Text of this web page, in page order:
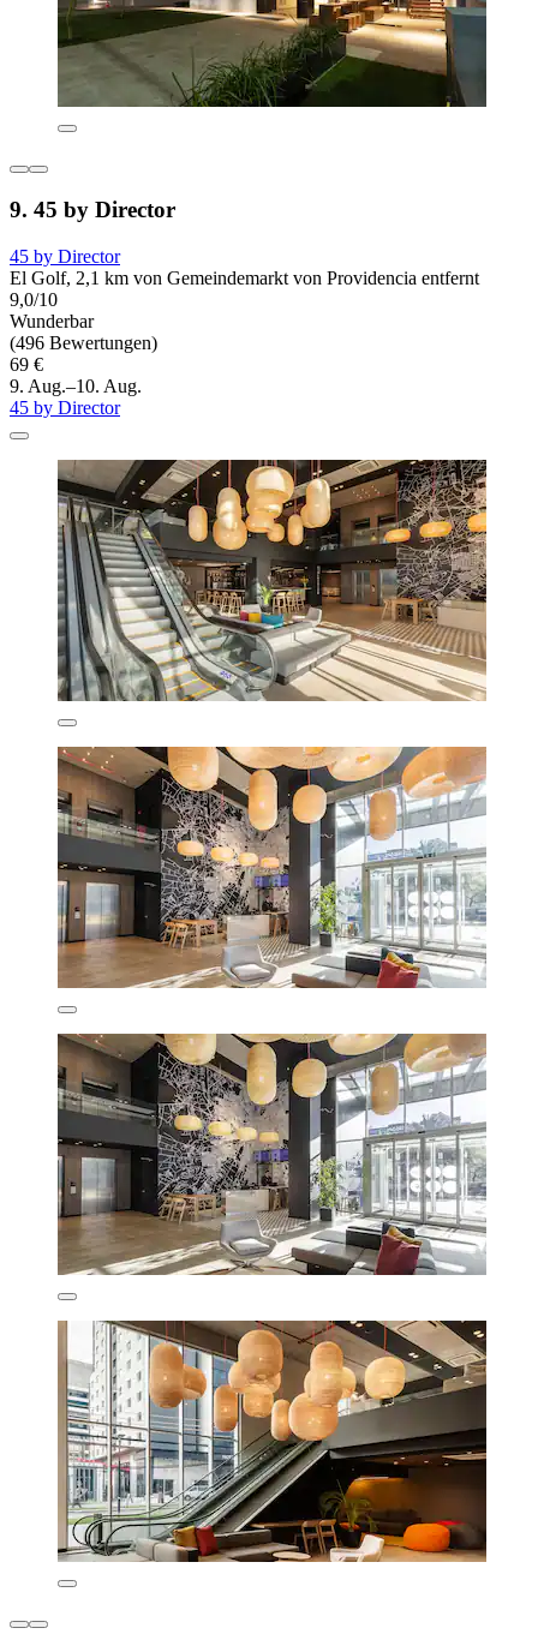
9. 45 by Director
45 by Director
El Golf, 2,1 km von Gemeindemarkt von Providencia entfernt
9,0/10
Wunderbar
(496 Bewertungen)
69 €
9. Aug.–10. Aug.
45 by Director